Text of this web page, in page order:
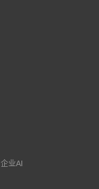
企业AI